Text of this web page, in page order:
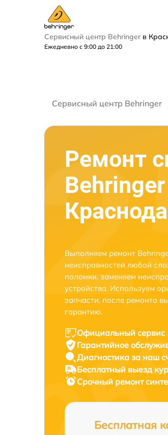
Сервисный центр Behringer в
Ежедневно с 9:00 до 21:00
Сервисный центр Behringer
Ремонт
Выполняем ремонт
неисправностей любой
поломки, заменяем
устройства. Используем
запчасти, после ремонта
гарантию.
Официальный сервис
Гарантийное
Диагностика за наш
Бесплатный выезд
Срочный ремонт
Бесплатная